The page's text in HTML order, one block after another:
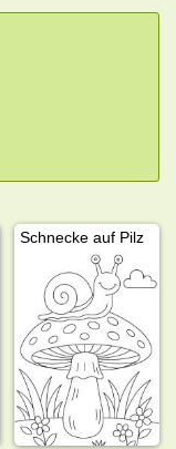
Schnecke auf Pilz